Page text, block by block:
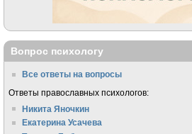
Вопрос психологу
Все ответы на вопросы
Ответы православных психологов:
Никита Яночкин
Екатерина Усачева